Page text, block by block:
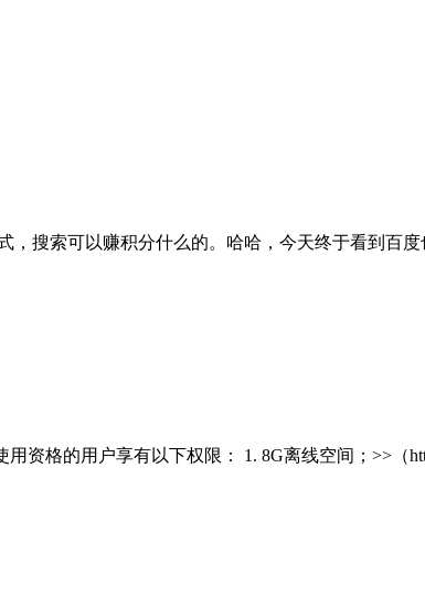
，搜索可以赚积分什么的。哈哈，今天终于看到百
格的用户享有以下权限： 1. 8G离线空间；>>（